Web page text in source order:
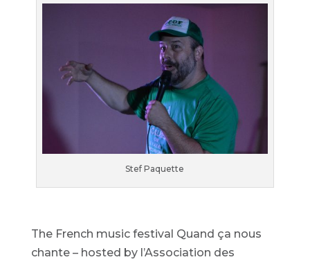
Stef Paquette
The French music festival Quand ça nous
chante – hosted by l’Association des